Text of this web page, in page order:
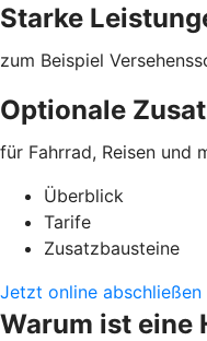
Starke
zum Beispiel
Optionale
für Fahrrad, Reisen und
Überblick
Tarife
Zusatzbausteine
Jetzt online abschließen
Warum ist eine